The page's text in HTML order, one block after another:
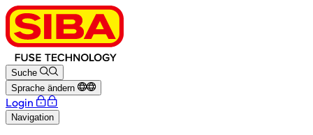
Suche
Sprache ändern
Login
Navigation